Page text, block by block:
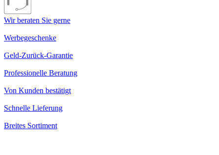
Wir beraten Sie gerne
Werbegeschenke
Geld-Zurück-Garantie
Professionelle Beratung
Von Kunden bestätigt
Schnelle Lieferung
Breites Sortiment